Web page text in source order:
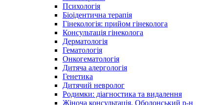
Психологія
Біоідентична терапія
Гінекологія: прийом гінеколога
Консультація гінеколога
Дерматологія
Гематологія
Онкогематологія
Дитяча алергологія
Генетика
Дитячий невролог
Родимки: діагностика та видалення
Жіноча консультація, Оболонський р-н